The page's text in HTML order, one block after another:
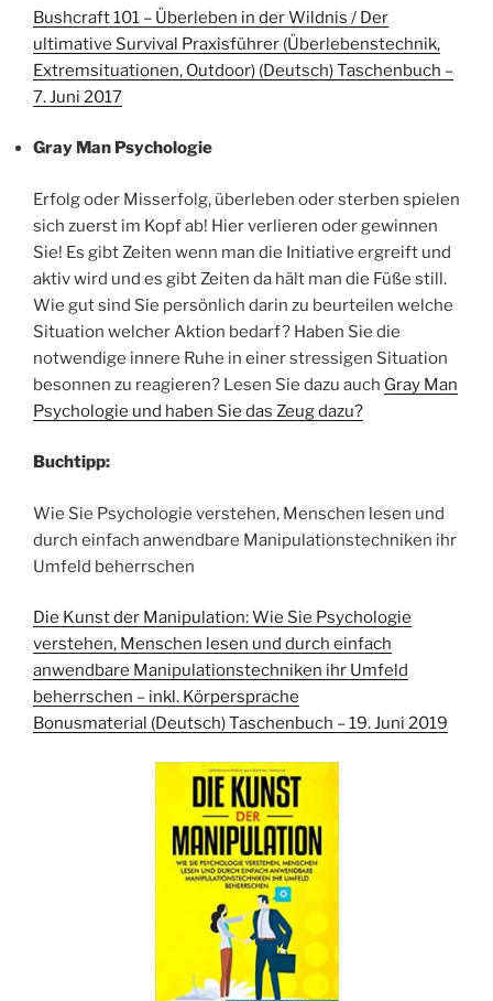
Bushcraft 101 – Überleben in der Wildnis / Der
ultimative Survival Praxisführer (Überlebenstechnik,
Extremsituationen, Outdoor) (Deutsch) Taschenbuch –
7. Juni 2017
Gray Man Psychologie
Erfolg oder Misserfolg, überleben oder sterben spielen
sich zuerst im Kopf ab! Hier verlieren oder gewinnen
Sie! Es gibt Zeiten wenn man die Initiative ergreift und
aktiv wird und es gibt Zeiten da hält man die Füße still.
Wie gut sind Sie persönlich darin zu beurteilen welche
Situation welcher Aktion bedarf? Haben Sie die
notwendige innere Ruhe in einer stressigen Situation
besonnen zu reagieren? Lesen Sie dazu auch Gray Man
Psychologie und haben Sie das Zeug dazu?
Buchtipp:
Wie Sie Psychologie verstehen, Menschen lesen und
durch einfach anwendbare Manipulationstechniken ihr
Umfeld beherrschen
Die Kunst der Manipulation: Wie Sie Psychologie
verstehen, Menschen lesen und durch einfach
anwendbare Manipulationstechniken ihr Umfeld
beherrschen – inkl. Körpersprache
Bonusmaterial (Deutsch) Taschenbuch – 19. Juni 2019